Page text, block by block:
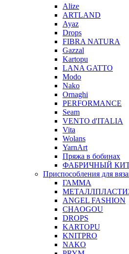
Alize
ARTLAND
Ayaz
Drops
FIBRA NATURA
Gazzal
Kartopu
LANA GATTO
Modo
Nako
Ornaghi
PERFORMANCE
Seam
VENTO d'ITALIA
Vita
Wolans
YarnArt
Пряжа в бобинах
ФАБРИЧНЫЙ
Приспособления для
ГАММА
ANGEL FASHION
CHAOGOU
DROPS
KARTOPU
KNITPRO
NAKO